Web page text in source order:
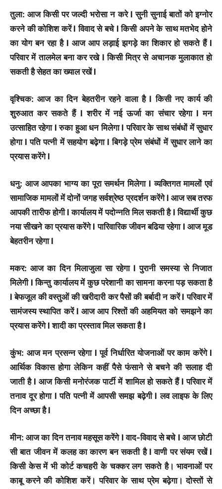
तुला: आज किसी पर जल्दी भरोसा न करे l सुनी सुनाई बातों को इग्नोर
करने की कोशिश करें l विवाद से बचे l किसी अपने के साथ मतभेद होने
का योग बन रहा है l आज आप लड़ाई झगड़े का शिकार हो सकते हैं l
परिवार में तालमेल बना कर रखे l किसी मित्र से अचानक मुलाकात हो
सकती है सेहत का ख्याल रखें l
वृश्चिक: आज का दिन बेहतरीन रहने वाला है l किसी नए कार्य की
शुरुआत कर सकते हैं l शरीर में नई ऊर्जा का संचार रहेगा l मन
उत्साहित रहेगा l रुका हुआ धन मिलेगा l परिवार के साथ संबंधों में सुधार
होगा l पति पत्नी में सहयोग बढ़ेगा l बिगड़े प्रेम संबंधों में सुधार लाने का
प्रयास करेंगे l
धनु: आज आपका भाग्य का पूरा समर्थन मिलेगा l व्यक्तिगत मामलों एवं
सामाजिक मामलों में दोनों जगह सर्वश्रेष्ठ प्रदर्शन करेंगे l आज सब तरफ
आपकी तारीफ होगी l कार्यालय में पदोन्नति मिल सकती है l विद्यार्थी कुछ
नया सीखने का प्रयास करेंगे l पारिवारिक जीवन बढिया रहेगा l आज मूड
बेहतरीन रहेगा l
मकर: आज का दिन मिलाजुला सा रहेगा l पुरानी समस्या से निजात
मिलेगी l किन्तु कार्यालय में कुछ परेशानी का सामना करना पड़ सकता है
l बेफजूल की वस्तुओं की खरीदारी कर पैसों की बर्बादी न करें l परिवार में
सामंजस्य स्थापित करें l आज आप रिश्तों की अहमियत को समझने का
प्रयास करेंगे l शादी का प्रस्ताव मिल सकता है l
कुंभ: आज मन प्रसन्न रहेगा l पूर्व निर्धारित योजनाओं पर काम करेंगे l
आर्थिक विकास होगा लेकिन कहीं पैसे फंसाने से बचने की सलाह दी
जाती है l आज किसी मनोरंजक पार्टी में शामिल हो सकते हैं l परिवार में
तनाव दूर होगा l पति पत्नी में आपसी समझ बढ़ेगी l लव लाइफ के लिए
दिन अच्छा है l
मीन: आज का दिन तनाव महसूस करेंगे l वाद-विवाद से बचे l आज छोटी
सी बात जीवन में कलह का कारण बन सकती है l वाणी पर संयम रखें l
किसी केस में भी कोर्ट कचहरी के चक्कर लग सकते है। भावनाओं पर
काबू करने की कोशिश करें। परिवार के साथ प्रेम बढ़ेगा। दोस्तों से